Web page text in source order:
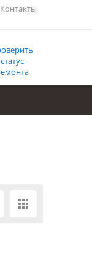
Контакты
статус
